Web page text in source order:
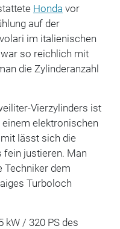
Honda vor
auf der
im italienischen
so reichlich mit
die Zylinderanzahl
Vierzylinders ist
elektronischen
lässt sich die
fein justieren. Man
Techniker dem
Turboloch
kW / 320 PS des